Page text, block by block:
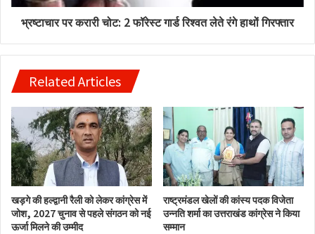
भ्रष्टाचार पर करारी चोट: 2 फॉरेस्ट गार्ड रिश्वत लेते रंगे हाथों गिरफ्तार
Related Articles
खड़गे की हल्द्वानी रैली को लेकर कांग्रेस में
जोश, 2027 चुनाव से पहले संगठन को नई
ऊर्जा मिलने की उम्मीद
राष्ट्रमंडल खेलों की कांस्य पदक विजेता
उन्नति शर्मा का उत्तराखंड कांग्रेस ने किया
सम्मान